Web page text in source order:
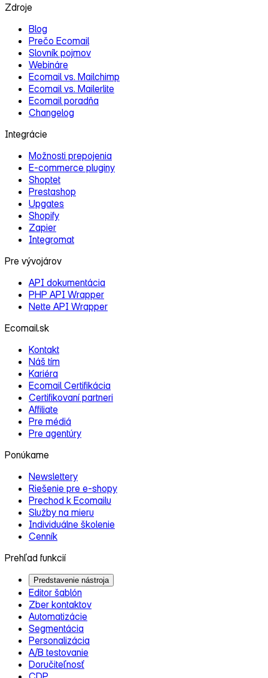
Zdroje
Blog
Prečo Ecomail
Slovník pojmov
Webináre
Ecomail vs. Mailchimp
Ecomail vs. Mailerlite
Ecomail poradňa
Changelog
Integrácie
Možnosti prepojenia
E‑commerce pluginy
Shoptet
Prestashop
Upgates
Shopify
Zapier
Integromat
Pre vývojárov
API dokumentácia
PHP API Wrapper
Nette API Wrapper
Ecomail.sk
Kontakt
Náš tím
Kariéra
Ecomail Certifikácia
Certifikovaní partneri
Affiliate
Pre médiá
Pre agentúry
Ponúkame
Newslettery
Riešenie pre e‑shopy
Prechod k Ecomailu
Služby na mieru
Individuálne školenie
Cenník
Prehľad funkcií
Predstavenie nástroja
Editor šablón
Zber kontaktov
Automatizácie
Segmentácia
Personalizácia
A/B testovanie
Doručiteľnosť